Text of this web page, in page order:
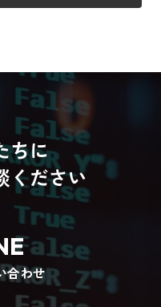
ちに
ください
合わせ